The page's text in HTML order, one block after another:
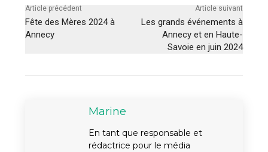
Article précédent
Fête des Mères 2024 à
Annecy
Article suivant
Les grands événements à
Annecy et en Haute-
Savoie en juin 2024
Marine
En tant que responsable et
rédactrice pour le média